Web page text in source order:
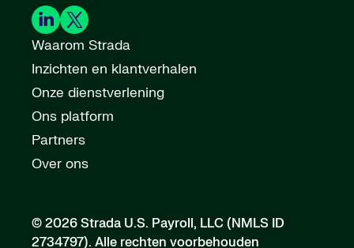
Waarom Strada
Inzichten en klantverhalen
Onze dienstverlening
Ons platform
Partners
Over ons
© 2026 Strada U.S. Payroll, LLC (NMLS ID
2734797). Alle rechten voorbehouden